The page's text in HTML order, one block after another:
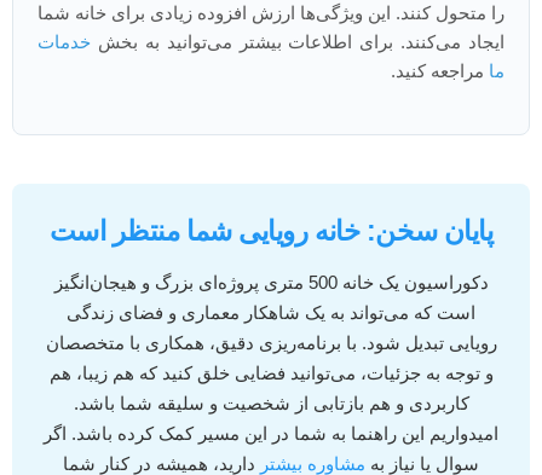
را متحول کنند. این ویژگی‌ها ارزش افزوده زیادی برای خانه شما
ایجاد می‌کنند. برای اطلاعات بیشتر می‌توانید به بخش خدمات
ما مراجعه کنید.
پایان سخن: خانه رویایی شما منتظر است
دکوراسیون یک خانه 500 متری پروژه‌ای بزرگ و هیجان‌انگیز
است که می‌تواند به یک شاهکار معماری و فضای زندگی
رویایی تبدیل شود. با برنامه‌ریزی دقیق، همکاری با متخصصان
و توجه به جزئیات، می‌توانید فضایی خلق کنید که هم زیبا، هم
کاربردی و هم بازتابی از شخصیت و سلیقه شما باشد.
امیدواریم این راهنما به شما در این مسیر کمک کرده باشد. اگر
سوال یا نیاز به مشاوره بیشتر دارید، همیشه در کنار شما